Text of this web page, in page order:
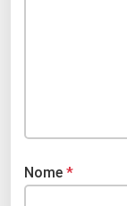
Nome *